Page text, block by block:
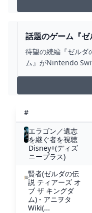
話題のゲーム『
キングダム』レ
す複層的で緩慢
待望の続編『ゼルダ
ム』がNintendo
レス オブ ザ ワイル
#
エラゴン／遺志
を継ぐ者を視聴
Disney+(ディズ
ニープラス)
賢者(ゼルダの伝
説 ティアーズ オ
ブ ザ キングダ
ム) - アニヲタ
Wiki(...